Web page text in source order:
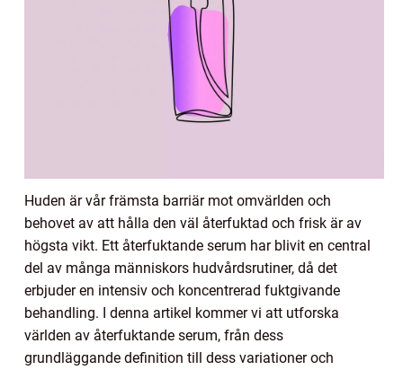
Huden är vår främsta barriär mot omvärlden och
behovet av att hålla den väl återfuktad och frisk är av
högsta vikt. Ett återfuktande serum har blivit en central
del av många människors hudvårdsrutiner, då det
erbjuder en intensiv och koncentrerad fuktgivande
behandling. I denna artikel kommer vi att utforska
världen av återfuktande serum, från dess
grundläggande definition till dess variationer och